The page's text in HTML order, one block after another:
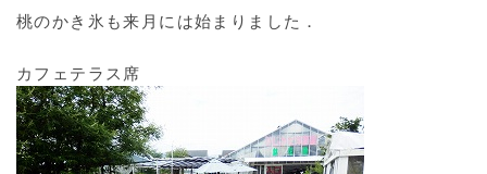
桃のかき氷も来月には始まりました．
カフェテラス席